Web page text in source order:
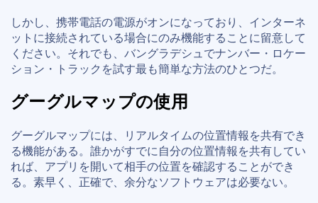
しかし、携帯電話の電源がオンになっており、インターネ
ットに接続されている場合にのみ機能することに留意して
ください。それでも、バングラデシュでナンバー・ロケー
ション・トラックを試す最も簡単な方法のひとつだ。
グーグルマップの使用
グーグルマップには、リアルタイムの位置情報を共有でき
る機能がある。誰かがすでに自分の位置情報を共有してい
れば、アプリを開いて相手の位置を確認することができ
る。素早く、正確で、余分なソフトウェアは必要ない。